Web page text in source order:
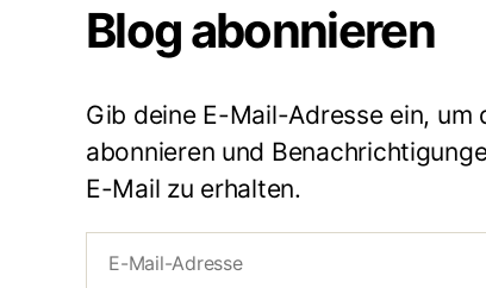
Blog abonnieren
Gib deine E-Mail-Adresse ein, um
abonnieren und
E-Mail zu erhalten.
Mail-